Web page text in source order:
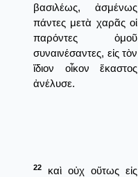
βασιλέως, ἀσμένως
πάντες μετὰ χαρᾶς οἱ
παρόντες ὁμοῦ
συναινέσαντες, εἰς τὸν
ἴδιον οἶκον ἕκαστος
ἀνέλυσε.
22
καὶ οὐχ οὕτως εἰς